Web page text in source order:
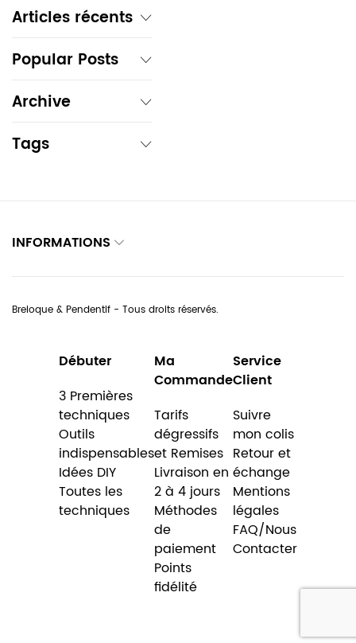
Articles récents
Popular Posts
Archive
Tags
INFORMATIONS
Breloque & Pendentif - Tous droits réservés.
Débuter
3 Premières
techniques
Outils
indispensables
Idées DIY
Toutes les
techniques
Ma
Commande
Tarifs
dégressifs
et Remises
Livraison en
2 à 4 jours
Méthodes
de
paiement
Points
fidélité
Service
Client
Suivre
mon colis
Retour et
échange
Mentions
légales
FAQ/Nous
Contacter